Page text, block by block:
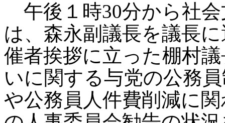
午後１時30分から社
は、森永副議長を議長
催者挨拶に立った棚村
いに関する与党の公務
や公務員人件費削減に